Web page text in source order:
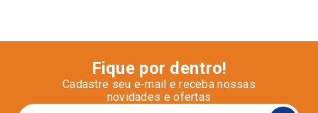
Fique por dentro!
Cadastre seu e-mail e receba nossas
novidades e ofertas